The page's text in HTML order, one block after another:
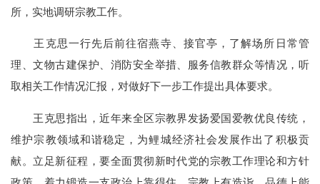
所，实地调研宗教工作。
王克思一行先后前往宿燕寺、接官亭，了解场所日常管
理、文物古建保护、消防安全举措、服务信教群众等情况，听
取相关工作情况汇报，对做好下一步工作提出具体要求。
王克思指出，近年来全区宗教界发扬爱国爱教优良传统，
维护宗教领域和谐稳定，为鲤城经济社会发展作出了积极贡
献。立足新征程，要全面贯彻新时代党的宗教工作理论和方针